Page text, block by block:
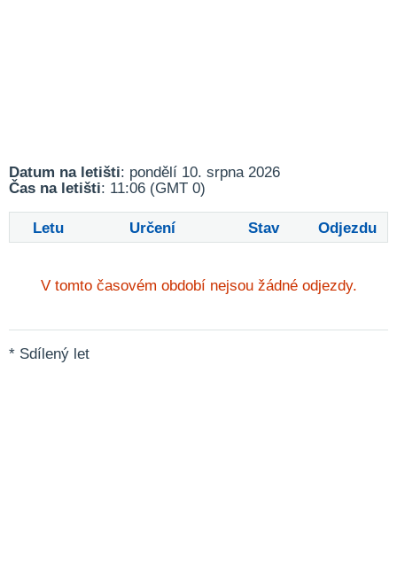
Datum na letišti: pondělí 10. srpna 2026
Čas na letišti: 11:06 (GMT 0)
Letu Určení Stav Odjezdu
V tomto časovém období nejsou žádné odjezdy.
* Sdílený let